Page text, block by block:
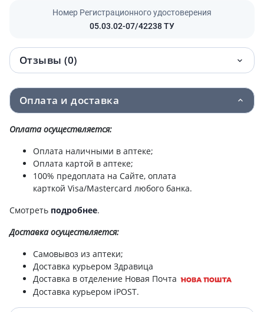
Номер Регистрационного удостоверения
05.03.02-07/42238 ТУ
Отзывы (0)
Оплата и доставка
Оплата осуществляется:
Оплата наличными в аптеке;
Оплата картой в аптеке;
100% предоплата на Сайте, оплата
карткой Visa/Mastercard любого банка.
Смотреть подробнее.
Доставкаосуществляется:
Самовывоз из аптеки;
Доставка курьером Здравица
Доставка в отделение Новая Почта
Доставка курьером iPOST.